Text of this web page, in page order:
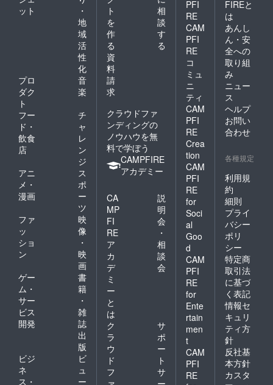
ット
・
地
域
活
性
化
プロ
ダク
ト
音
楽
フー
ド・
飲食
店
チ
ャ
レ
ン
ジ
アニ
メ・
漫画
ス
ポ
ー
ツ
ファ
ッ
ショ
ン
映
像
・
映
画
ゲー
ム・
サー
ビス
開発
書
籍
・
雑
誌
出
版
ビジ
ネ
ス・
ビ
ュ
ー
ト
を
作
る
相
談
す
る
資
料
請
求
クラウドファ
ンディングの
ノウハウを無
料で学ぼう
CAMPFIRE
アカデミー
CA
MP
FI
RE
ア
カ
デ
ミ
ー
と
は
説
明
会
・
相
談
会
ク
ラ
ウ
ド
フ
サ
ポ
ー
ト
サ
PFI
RE
CAM
PFI
RE
コ
ミュ
ニ
ティ
CAM
PFI
RE
Crea
tion
CAM
PFI
RE
for
Soci
al
Goo
d
CAM
PFI
RE
for
Ente
rtain
men
t
CAM
PFI
RE
FIREと
は
あんし
ん・安
全への
取り組
み
ニュー
ス
ヘルプ
お問い
合わせ
各種規定
利用規
約
細則
プライ
バシー
ポリ
シー
特定商
取引法
に基づ
く表記
情報セ
キュリ
ティ方
針
反社基
本方針
カスタ